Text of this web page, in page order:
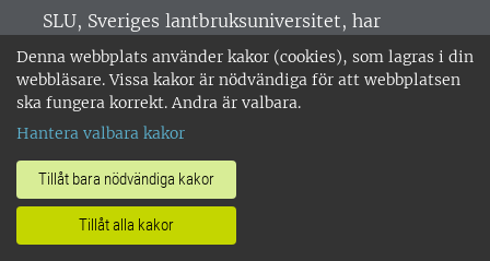
Denna webbplats använder kakor (cookies), som lagras i din
webbläsare. Vissa kakor är nödvändiga för att webbplatsen
ska fungera korrekt. Andra är valbara.
Hantera valbara kakor
Tillåt bara nödvändiga kakor
Tillåt alla kakor
SLU, Sveriges lantbruksuniversitet, har
verksamhet över hela Sverige. Huvudorter är
Alnarp, Uppsala och Umeå.SLU är
miljöcertifierat enligt ISO 14001. •
018-67 10 00 • Org nr: 202100-2817 •
Om SLU:s webbplatser
•Hantera kakor•Behandling av
personuppgifter